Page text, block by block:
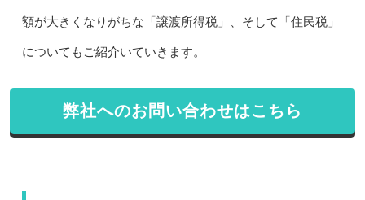
額が大きくなりがちな「譲渡所得税」、そして「住民税」
についてもご紹介いていきます。
弊社へのお問い合わせはこちら